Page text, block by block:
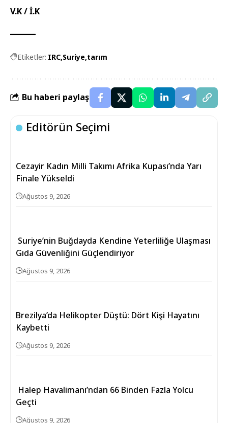
V.K / İ.K
Etiketler: IRC Suriye tarım
Bu haberi paylaş
Editörün Seçimi
Cezayir Kadın Milli Takımı Afrika Kupası’nda Yarı
Finale Yükseldi
Ağustos 9, 2026
Suriye’nin Buğdayda Kendine Yeterliliğe Ulaşması
Gıda Güvenliğini Güçlendiriyor
Ağustos 9, 2026
Brezilya’da Helikopter Düştü: Dört Kişi Hayatını
Kaybetti
Ağustos 9, 2026
Halep Havalimanı’ndan 66 Binden Fazla Yolcu
Geçti
Ağustos 9, 2026